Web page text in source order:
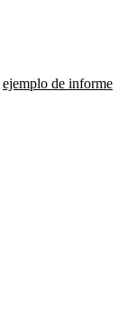
ejemplo de informe